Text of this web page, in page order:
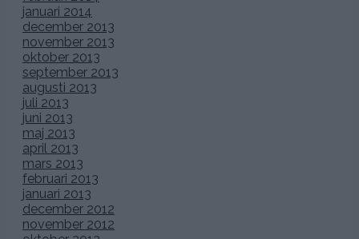
januari 2014
december 2013
november 2013
oktober 2013
september 2013
augusti 2013
juli 2013
juni 2013
maj 2013
april 2013
mars 2013
februari 2013
januari 2013
december 2012
november 2012